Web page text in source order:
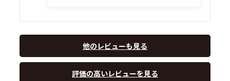
他のレビューも見る
評価の高いレビューを見る